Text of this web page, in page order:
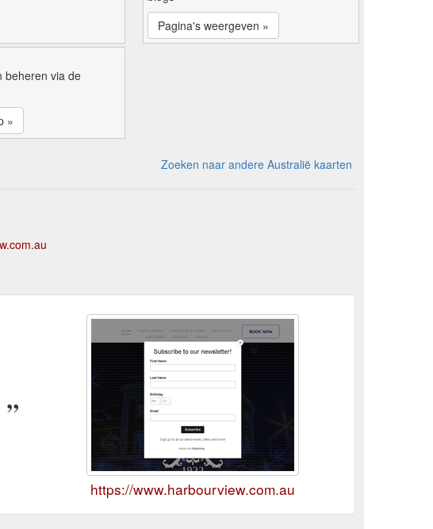
Pagina's weergeven »
beheren via de
»
Zoeken naar andere Australië kaarten
https://www.harbourview.com.au